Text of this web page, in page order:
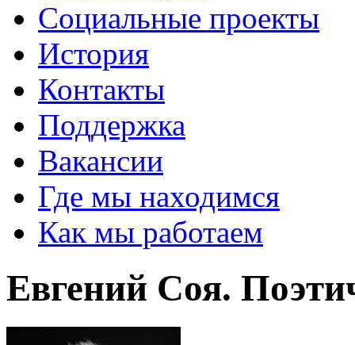
Социальные проекты
История
Контакты
Поддержка
Вакансии
Где мы находимся
Как мы работаем
Евгений Соя.